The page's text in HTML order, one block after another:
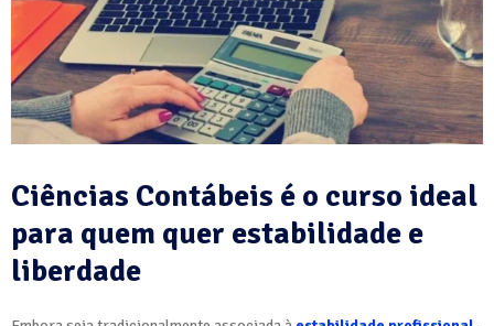
Ciências Contábeis é o curso ideal
para quem quer estabilidade e
liberdade